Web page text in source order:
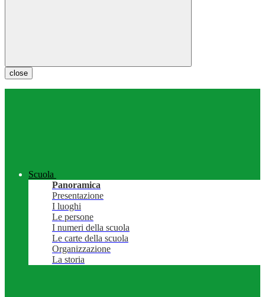
close
Scuola
Panoramica
Presentazione
I luoghi
Le persone
I numeri della scuola
Le carte della scuola
Organizzazione
La storia